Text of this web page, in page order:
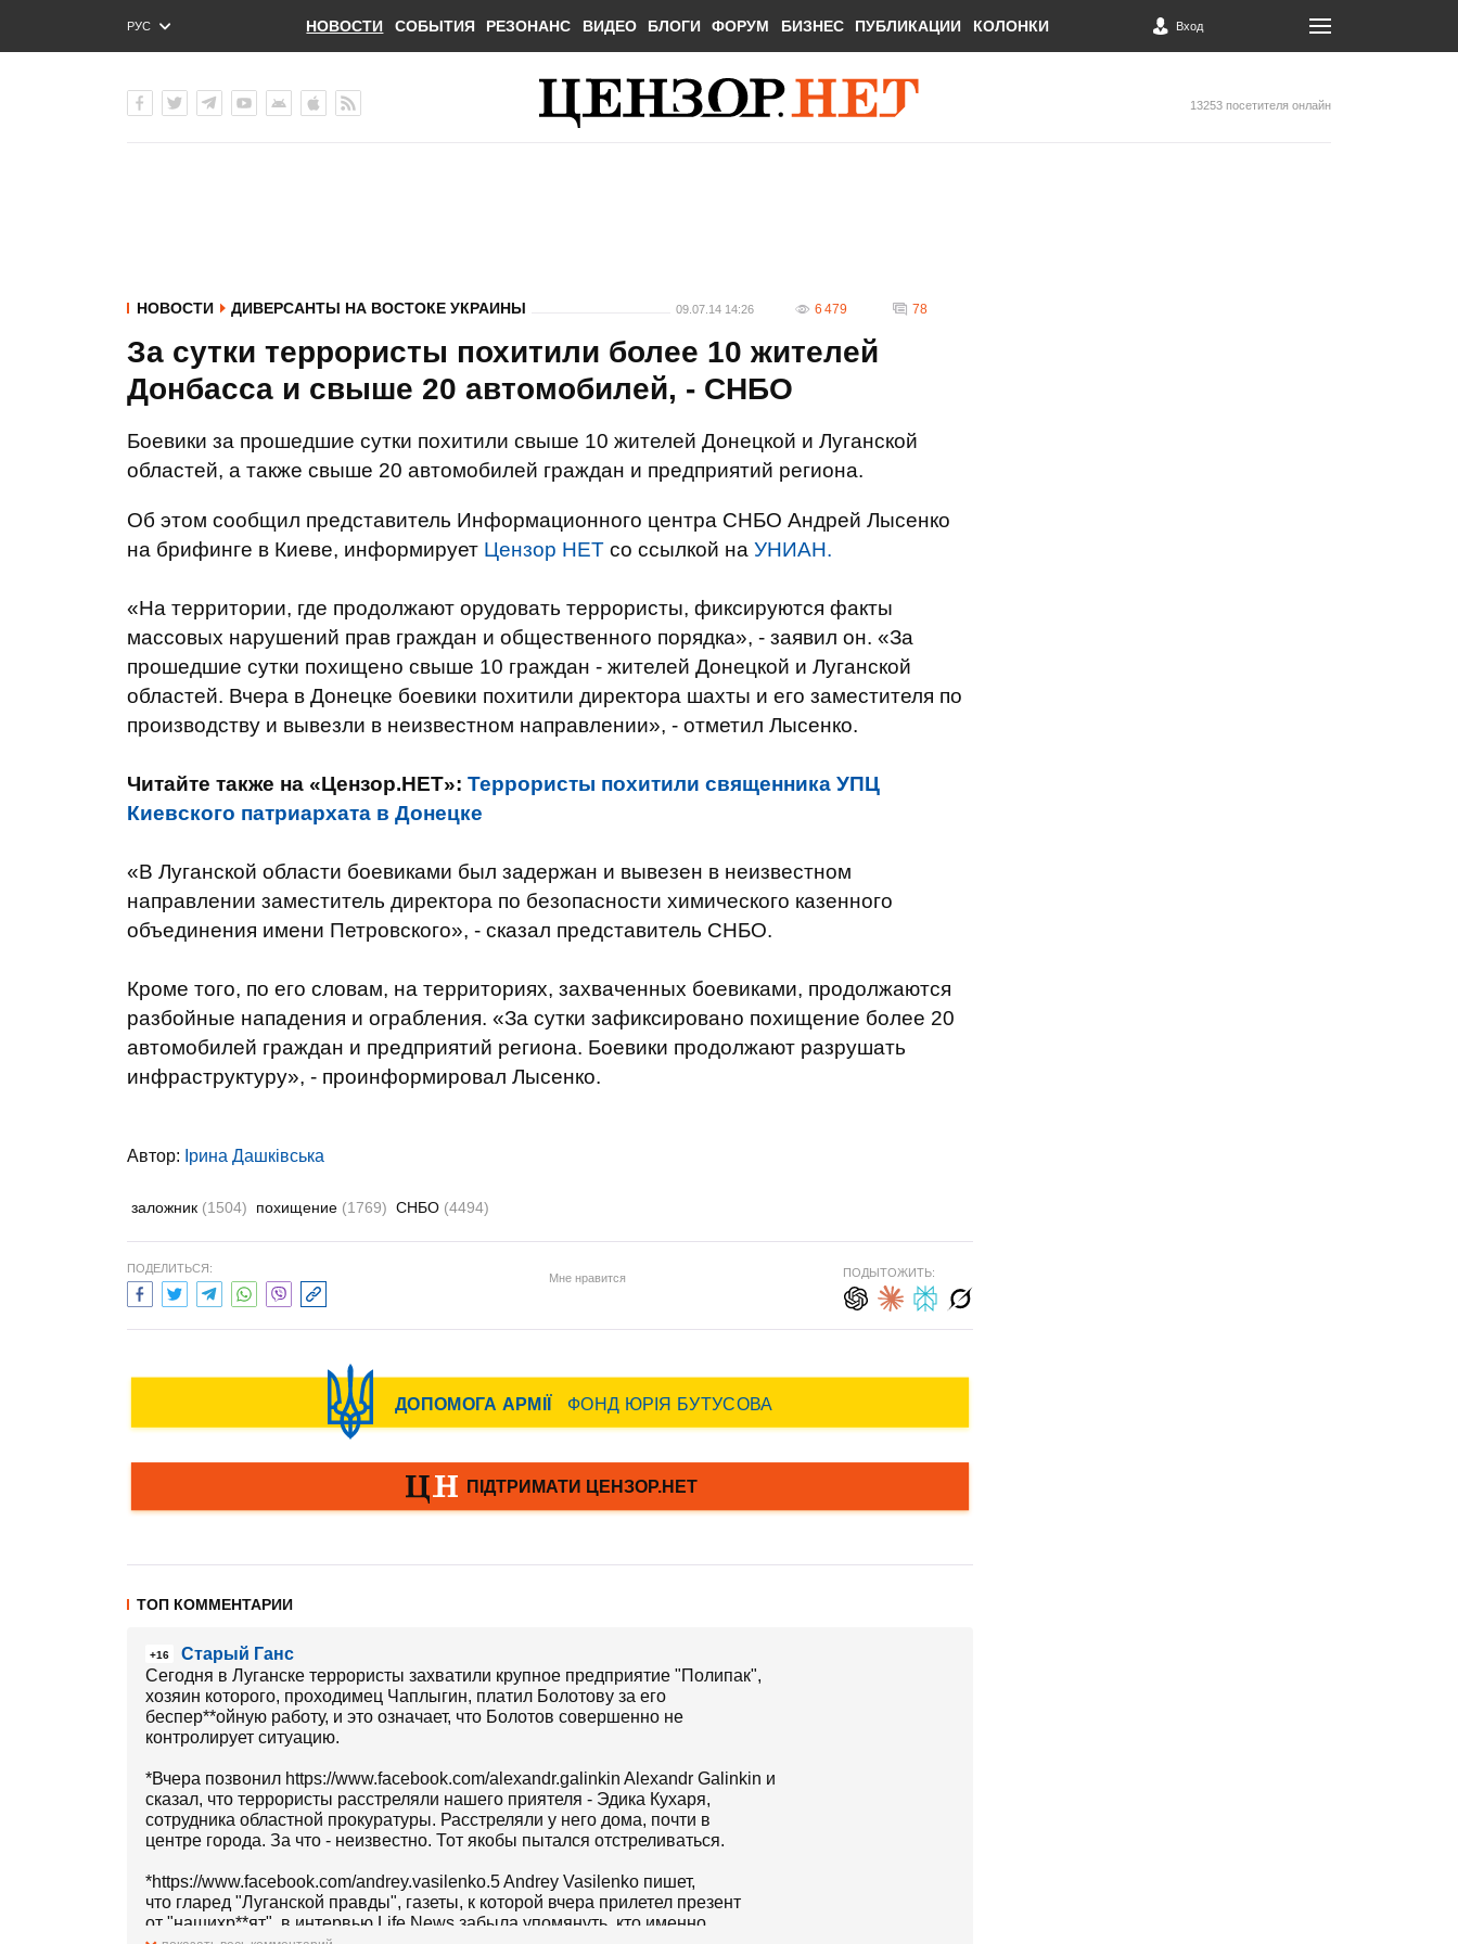
РУС
ENG
НОВОСТИ СОБЫТИЯ РЕЗОНАНС ВИДЕО БЛОГИ ФОРУМ БИЗНЕС ПУБЛИКАЦИИ КОЛОНКИ Вход
13253 посетителя онлайн
НОВОСТИ ДИВЕРСАНТЫ НА ВОСТОКЕ УКРАИНЫ 09.07.14 14:26 6 479 78
За сутки террористы похитили более 10 жителей
Донбасса и свыше 20 автомобилей, - СНБО
Боевики за прошедшие сутки похитили свыше 10 жителей Донецкой и Луганской
областей, а также свыше 20 автомобилей граждан и предприятий региона.
Об этом сообщил представитель Информационного центра СНБО Андрей Лысенко
на брифинге в Киеве, информирует Цензор НЕТ со ссылкой на УНИАН.
«На территории, где продолжают орудовать террористы, фиксируются факты
массовых нарушений прав граждан и общественного порядка», - заявил он. «За
прошедшие сутки похищено свыше 10 граждан - жителей Донецкой и Луганской
областей. Вчера в Донецке боевики похитили директора шахты и его заместителя по
производству и вывезли в неизвестном направлении», - отметил Лысенко.
Читайте также на «Цензор.НЕТ»: Террористы похитили священника УПЦ
Киевского патриархата в Донецке
«В Луганской области боевиками был задержан и вывезен в неизвестном
направлении заместитель директора по безопасности химического казенного
объединения имени Петровского», - сказал представитель СНБО.
Кроме того, по его словам, на территориях, захваченных боевиками, продолжаются
разбойные нападения и ограбления. «За сутки зафиксировано похищение более 20
автомобилей граждан и предприятий региона. Боевики продолжают разрушать
инфраструктуру», - проинформировал Лысенко.
Автор: Ірина Дашківська
заложник (1504) похищение (1769) СНБО (4494)
ПОДЕЛИТЬСЯ:
Мне нравится ПОДЫТОЖИТЬ:
ТОП КОММЕНТАРИИ
+16
Старый Ганс
Сегодня в Луганске террористы захватили крупное предприятие "Полипак",
хозяин которого, проходимец Чаплыгин, платил Болотову за его
беспер**ойную работу, и это означает, что Болотов совершенно не
контролирует ситуацию.
*Вчера позвонил https://www.facebook.com/alexandr.galinkin Alexandr Galinkin и
сказал, что террористы расстреляли нашего приятеля - Эдика Кухаря,
сотрудника областной прокуратуры. Расстреляли у него дома, почти в
центре города. За что - неизвестно. Тот якобы пытался отстреливаться.
*https://www.facebook.com/andrey.vasilenko.5 Andrey Vasilenko пишет,
что гларед "Луганской правды", газеты, к которой вчера прилетел презент
от "нашихр**ят", в интервью Life News забыла упомянуть, кто именно